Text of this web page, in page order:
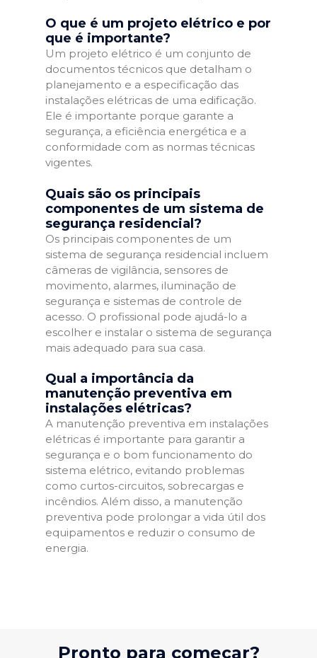
O que é um projeto elétrico e por
que é importante?
Um projeto elétrico é um conjunto de
documentos técnicos que detalham o
planejamento e a especificação das
instalações elétricas de uma edificação.
Ele é importante porque garante a
segurança, a eficiência energética e a
conformidade com as normas técnicas
vigentes.
Quais são os principais
componentes de um sistema de
segurança residencial?
Os principais componentes de um
sistema de segurança residencial incluem
câmeras de vigilância, sensores de
movimento, alarmes, iluminação de
segurança e sistemas de controle de
acesso. O profissional pode ajudá-lo a
escolher e instalar o sistema de segurança
mais adequado para sua casa.
Qual a importância da
manutenção preventiva em
instalações elétricas?
A manutenção preventiva em instalações
elétricas é importante para garantir a
segurança e o bom funcionamento do
sistema elétrico, evitando problemas
como curtos-circuitos, sobrecargas e
incêndios. Além disso, a manutenção
preventiva pode prolongar a vida útil dos
equipamentos e reduzir o consumo de
energia.
Pronto para começar?